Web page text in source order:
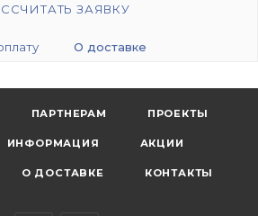
ЗАЯВКУ
О доставке
ПАРТНЕРАМ ПРОЕКТЫ
ИНФОРМАЦИЯ АКЦИИ
О ДОСТАВКЕ КОНТАКТЫ